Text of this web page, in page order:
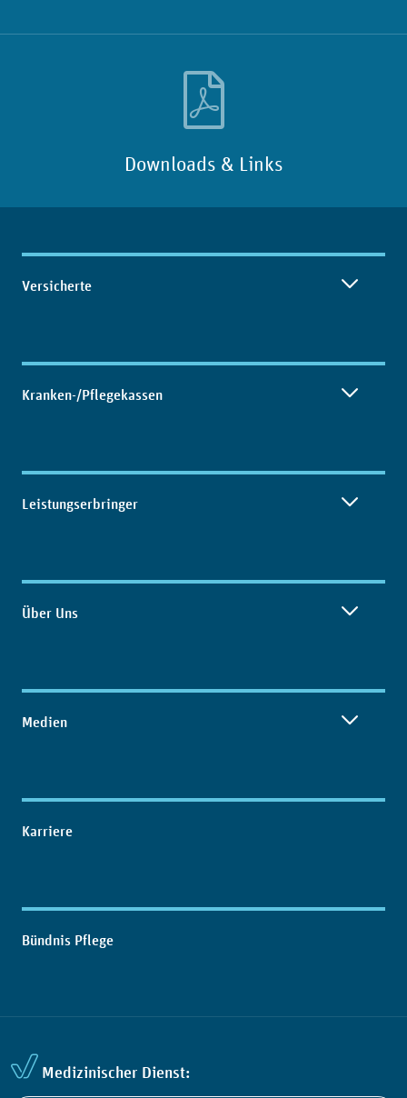
Downloads & Links
Inhaltsübersicht
Versicherte
Kranken-/Pflegekassen
Leistungserbringer
Über Uns
Medien
Karriere
Bündnis Pflege
Medizinischer Dienst: